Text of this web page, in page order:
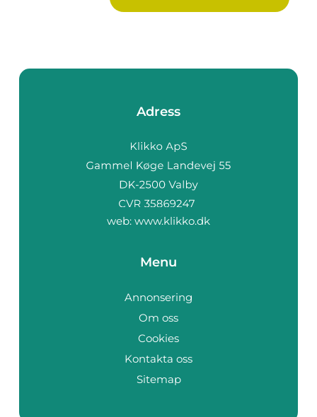
Adress
web: www.klikko.dk
Menu
Annonsering
Om oss
Cookies
Kontakta oss
Sitemap